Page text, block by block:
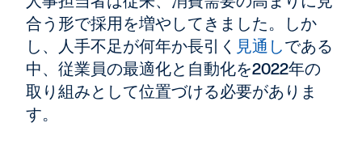
合う形で採用を増やしてきました。しか
し、人手不足が何年か長引く 見通しである
中、従業員の最適化と自動化を2022年の
取り組みとして位置づける必要がありま
す。